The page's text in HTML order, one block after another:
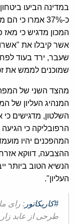
במדינה הביעו
המכון מדגיש כי
אשר קיבלו את
שמוכנים לממש את
מהצד השני של
המנהיג העליון של
השלטון, מדגישים
הרפובליקה כי
המהפכנים יהיו
ההצבעה, דווקא
הנשיא הטוב ביותר
העליון".
#کاریکاتور : رای ما
طرحی از عابد